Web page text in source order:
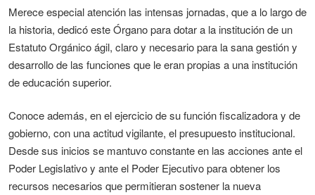
Merece especial atención las intensas jornadas, que a lo largo de
la historia, dedicó este Órgano para dotar a la institución de un
Estatuto Orgánico ágil, claro y necesario para la sana gestión y
desarrollo de las funciones que le eran propias a una institución
de educación superior.
Conoce además, en el ejercicio de su función fiscalizadora y de
gobierno, con una actitud vigilante, el presupuesto institucional.
Desde sus inicios se mantuvo constante en las acciones ante el
Poder Legislativo y ante el Poder Ejecutivo para obtener los
recursos necesarios que permitieran sostener la nueva